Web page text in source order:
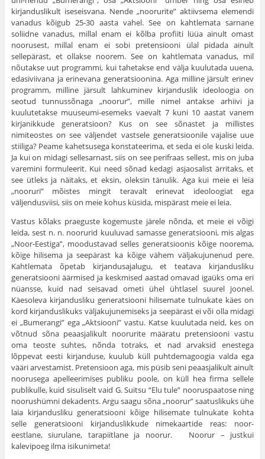
kirjanduslikult iseseisvana. Nende „noorurite” aktiivsema elemendi
vanadus kõigub 25-30 aasta vahel. See on kahtlemata sarnane
soliidne vanadus, millal enam ei kõlba profiiti lüüa ainult omast
noorusest, millal enam ei sobi pretensiooni ülal pidada ainult
sellepärast, et ollakse noorem. See on kahtlemata vanadus, mil
nõutakse uut programmi, kui tahetakse end välja kuulutada uuena,
edasiviivana ja erinevana generatsioonina. Aga milline järsult erinev
programm, milline järsult lahkuminev kirjanduslik ideoloogia on
seotud tunnussõnaga „noorur”, mille nimel antakse arhiivi ja
kuulutetakse muuseumi-esemeks vaevalt 7 kuni 10 aastat vanem
kirja­nikkude generatsioon? Kus on see sõnastet ja millistes
nimiteostes on see väljendet vastsele generatsioonile vajalise uue
stiiliga? Peame kahet­susega konstateerima, et seda ei ole kuski leida.
Ja kui on midagi selle­sarnast, siis on see perifraas sellest, mis on juba
varemini formuleerit. Kui need sõnad kedagi asjaosalist ärritaks, et
see ütleks ja näitaks, et eksin, oleksin tänulik. Aga kui meie ei leia
„nooruri” mõistes mingit teravalt erinevat ideoloogiat ega
väljendusviisi, siis on meie kohus küsida, mispärast meie ei leia.
Vastus kõlaks praeguste kogemuste järele nõnda, et meie ei võigi
leida, sest n. n. noorurid kuuluvad samasse generatsiooni, mis algas
„Noor-Eestiga”, moodustavad selles generatsioonis kõige noorema,
kõige hilisema ja seepärast ka kõige vähem väljakujunenud pere.
Kahtlemata õpetab kirjandusajalugu, et teatava kirjandusliku
generatsiooni äärmised ja kesk­mised aastad omavad igaüks oma eri
nüansse, kuid nad seisavad ometi ühel ühtlasel suurel joonel.
Käesoleva kirjandusliku generatsiooni hilise­mate tulnukate käes on
kord kirjanduslikuks väljakujunemiseks ja seepärast ei või olla midagi
ei „Bumerangi” ega „Aktsiooni” vastu. Katse kuulutada neid, kes on
võtnud sõna peaasjalikult noorurite määratu pretensiooni vastu
oma teoste suhtes, nõnda totraks, et nad arvaksid enestega
lõppevat eesti kirjanduse, kuulub küll puhtdemagoogia valda ega
vääri arves­tamist. Pretensioon aga, mis püsib seni peaasjalikult ainult
noorusega apelleerimises publiku poole, on küll hea firma sellele
publikulle, kuid sisuliselt vaid G. Suitsu “Elu tule” nooruspaatose ning
noorushümni dekadents. Argu saagu sõna „noorur” saatuslikuks ühe
laia kirjandus­liku generatsiooni kõige hilisemate tulnukate kohta
selle generatsiooni kirjanduslikkude nimekaartide reas: noor-
eestlane, siurulane, tarapiitlane ja noorur. Noorur – justkui
kalevipoeg ilma isikunimeta!